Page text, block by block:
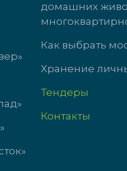
Пн-Чт: 09:00-18:00
Пт: 09:00-17:00
Сб-Вс выходной
домашних
Как выбрать
Хранение
Тендеры
Контакты